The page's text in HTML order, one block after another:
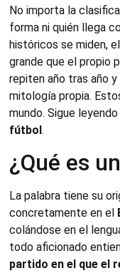
No importa la
forma ni quién llega
históricos se miden,
grande que el propio
repiten año tras año
mitología propia.
mundo. Sigue
fútbol.
¿Qué es
La palabra tiene su
concretamente en el
colándose en el
todo aficionado
partido en el que el